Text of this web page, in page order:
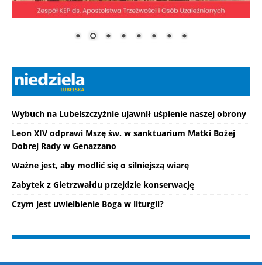
Wybuch na Lubelszczyźnie ujawnił uśpienie naszej obrony
Leon XIV odprawi Mszę św. w sanktuarium Matki Bożej
Dobrej Rady w Genazzano
Ważne jest, aby modlić się o silniejszą wiarę
Zabytek z Gietrzwałdu przejdzie konserwację
Czym jest uwielbienie Boga w liturgii?